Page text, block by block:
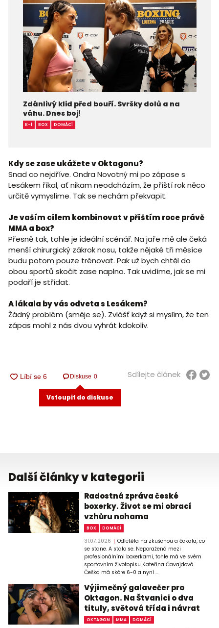
Zdánlivý klid před bouří. Svršky dolů a na
váhu. Dnes boj!
K-1 BOX DOMÁCÍ
Kdy se zase ukážete v Oktagonu?
Snad co nejdříve. Ondra Novotný mi po zápase s
Lesákem říkal, ať nikam neodcházím, že příští rok něco
určitě vymyslíme. Tak se nechám překvapit.
Je vaším cílem kombinovat v příštím roce právě
MMA a box?
Přesně tak, tohle je ideální scénář. Na jaře mě ale čeká
menší chirurgický zákrok nosu, takže nějaké tři měsíce
budu potom pouze trénovat. Pak už bych chtěl do
obou sportů skočit zase naplno. Tak uvidíme, jak se mi
podaří je střídat.
A lákala by vás odveta s Lesákem?
Žádný problém (směje se). Zvlášť když si myslím, že ten
zápas mohl z nás dvou vyhrát kdokoliv.
Diskuse 0
Vstoupit do diskuse
Sdílejte článek
Další články v kategorii
Radostná zpráva české
boxerky. Život se mi obrací
vzhůru nohama
BOX DOMÁCÍ
31.07.2026
Odletěla na zkušenou a čekala, co
se stane. A stalo se. Neporažená mezi
profesionálními boxerkami, tohle má ve svém
sportovním životopisu Kateřina Čavajdová.
Češka má skóre 6-0 a nyní ...
Výjimečný galavečer pro
Oktagon. Na Štvanici o dva
tituly, světová třída i návrat
OKTAGON MMA DOMÁCÍ